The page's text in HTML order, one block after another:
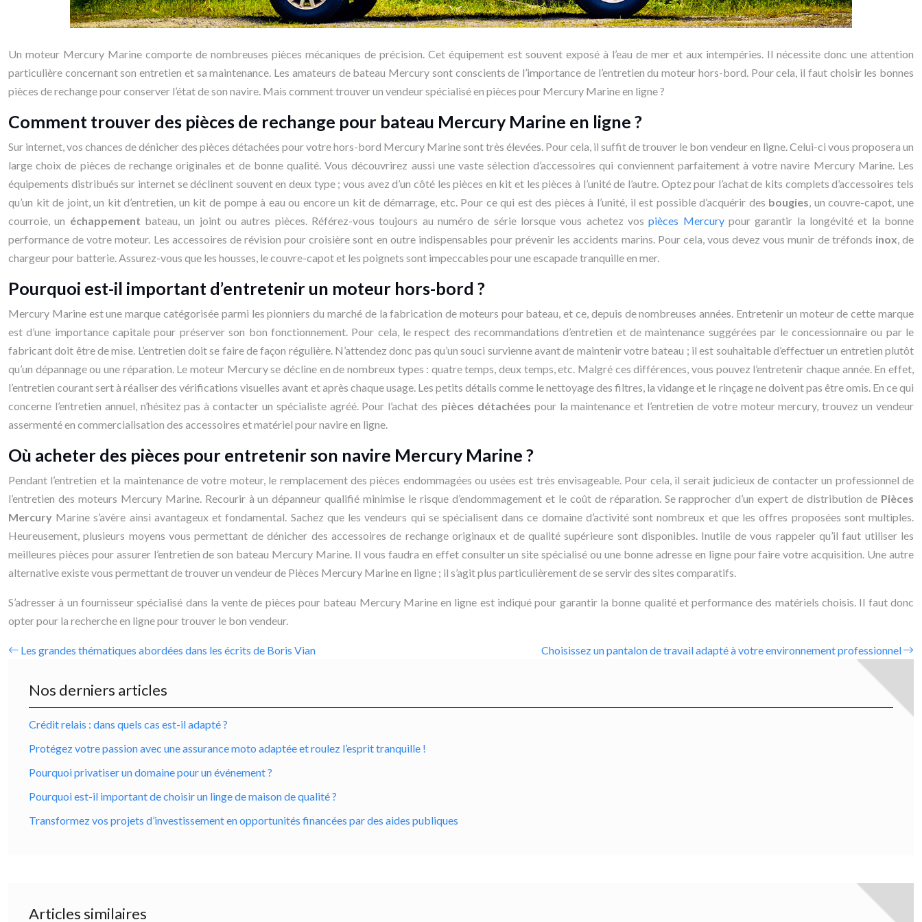
Un moteur Mercury Marine comporte de nombreuses pièces mécaniques de précision. Cet équipement est souvent exposé à l’eau de mer et aux intempéries. Il nécessite donc une attention
particulière concernant son entretien et sa maintenance. Les amateurs de bateau Mercury sont conscients de l’importance de l’entretien du moteur hors-bord. Pour cela, il faut choisir les bonnes
pièces de rechange pour conserver l’état de son navire. Mais comment trouver un vendeur spécialisé en pièces pour Mercury Marine en ligne ?
Comment trouver des pièces de rechange pour bateau Mercury Marine en ligne ?
Sur internet, vos chances de dénicher des pièces détachées pour votre hors-bord Mercury Marine sont très élevées. Pour cela, il suffit de trouver le bon vendeur en ligne. Celui-ci vous proposera un
large choix de pièces de rechange originales et de bonne qualité. Vous découvrirez aussi une vaste sélection d’accessoires qui conviennent parfaitement à votre navire Mercury Marine. Les
équipements distribués sur internet se déclinent souvent en deux type ; vous avez d’un côté les pièces en kit et les pièces à l’unité de l’autre. Optez pour l’achat de kits complets d’accessoires tels
qu’un kit de joint, un kit d’entretien, un kit de pompe à eau ou encore un kit de démarrage, etc. Pour ce qui est des pièces à l’unité, il est possible d’acquérir des bougies, un couvre-capot, une
courroie, un échappement bateau, un joint ou autres pièces. Référez-vous toujours au numéro de série lorsque vous achetez vospièces Mercurypour garantir la longévité et la bonne
performance de votre moteur. Les accessoires de révision pour croisière sont en outre indispensables pour prévenir les accidents marins. Pour cela, vous devez vous munir de tréfonds inox, de
chargeur pour batterie. Assurez-vous que les housses, le couvre-capot et les poignets sont impeccables pour une escapade tranquille en mer.
Pourquoi est-il important d’entretenir un moteur hors-bord ?
Mercury Marine est une marque catégorisée parmi les pionniers du marché de la fabrication de moteurs pour bateau, et ce, depuis de nombreuses années. Entretenir un moteur de cette marque
est d’une importance capitale pour préserver son bon fonctionnement. Pour cela, le respect des recommandations d’entretien et de maintenance suggérées par le concessionnaire ou par le
fabricant doit être de mise. L’entretien doit se faire de façon régulière. N’attendez donc pas qu’un souci survienne avant de maintenir votre bateau ; il est souhaitable d’effectuer un entretien plutôt
qu’un dépannage ou une réparation. Le moteur Mercury se décline en de nombreux types : quatre temps, deux temps, etc. Malgré ces différences, vous pouvez l’entretenir chaque année. En effet,
l’entretien courant sert à réaliser des vérifications visuelles avant et après chaque usage. Les petits détails comme le nettoyage des filtres, la vidange et le rinçage ne doivent pas être omis. En ce qui
concerne l’entretien annuel, n’hésitez pas à contacter un spécialiste agréé. Pour l’achat des pièces détachées pour la maintenance et l’entretien de votre moteur mercury, trouvez un vendeur
assermenté en commercialisation des accessoires et matériel pour navire en ligne.
Où acheter des pièces pour entretenir son navire Mercury Marine ?
Pendant l’entretien et la maintenance de votre moteur, le remplacement des pièces endommagées ou usées est très envisageable. Pour cela, il serait judicieux de contacter un professionnel de
l’entretien des moteurs Mercury Marine. Recourir à un dépanneur qualifié minimise le risque d’endommagement et le coût de réparation. Se rapprocher d’un expert de distribution de Pièces
Mercury Marine s’avère ainsi avantageux et fondamental. Sachez que les vendeurs qui se spécialisent dans ce domaine d’activité sont nombreux et que les offres proposées sont multiples.
Heureusement, plusieurs moyens vous permettant de dénicher des accessoires de rechange originaux et de qualité supérieure sont disponibles. Inutile de vous rappeler qu’il faut utiliser les
meilleures pièces pour assurer l’entretien de son bateau Mercury Marine. Il vous faudra en effet consulter un site spécialisé ou une bonne adresse en ligne pour faire votre acquisition. Une autre
alternative existe vous permettant de trouver un vendeur de Pièces Mercury Marine en ligne ; il s’agit plus particulièrement de se servir des sites comparatifs.
S’adresser à un fournisseur spécialisé dans la vente de pièces pour bateau Mercury Marine en ligne est indiqué pour garantir la bonne qualité et performance des matériels choisis. Il faut donc
opter pour la recherche en ligne pour trouver le bon vendeur.
Les grandes thématiques abordées dans les écrits de Boris Vian Choisissez un pantalon de travail adapté à votre environnement professionnel
Nos derniers articles
Crédit relais : dans quels cas est-il adapté ?
Protégez votre passion avec une assurance moto adaptée et roulez l’esprit tranquille !
Pourquoi privatiser un domaine pour un événement ?
Pourquoi est-il important de choisir un linge de maison de qualité ?
Transformez vos projets d’investissement en opportunités financées par des aides publiques
Articles similaires